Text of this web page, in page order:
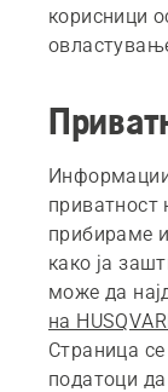
корисници
Информации
приватност
прибираме
како ја
може да
на
Страница
податоци